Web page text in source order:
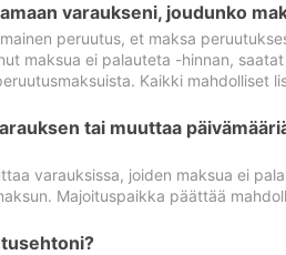
varaukseni, joudunko
peruutus, et maksa
maksua ei palauteta -hinnan,
Kaikki mahdolliset
tai muuttaa
varauksissa, joiden maksua ei
Majoituspaikka päättää